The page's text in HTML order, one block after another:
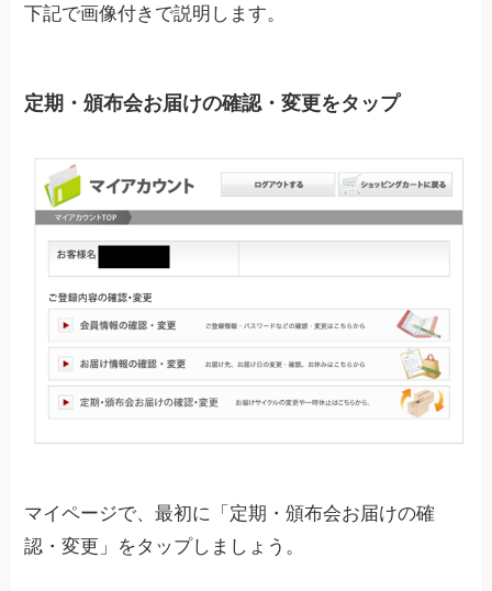
下記で画像付きで説明します。
定期・頒布会お届けの確認・変更をタップ
マイページで、最初に「定期・頒布会お届けの確
認・変更」をタップしましょう。